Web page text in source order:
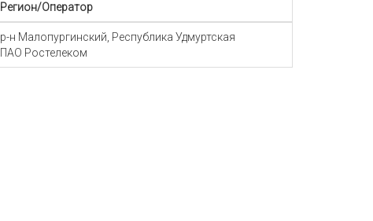
Регион/Оператор
р-н Малопургинский, Республика Удмуртская
ПАО Ростелеком